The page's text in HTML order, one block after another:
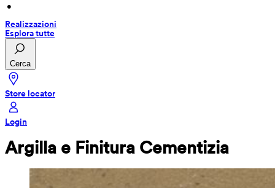
•
Realizzazioni
Esplora tutte
Cerca
Store locator
Login
Argilla e Finitura Cementizia